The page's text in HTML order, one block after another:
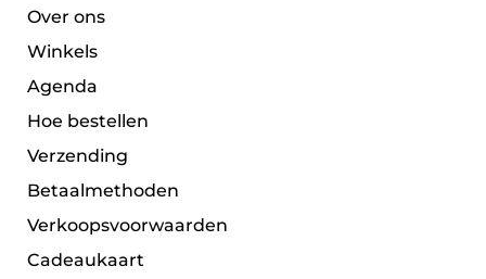
Over ons
Winkels
Agenda
Hoe bestellen
Verzending
Betaalmethoden
Verkoopsvoorwaarden
Cadeaukaart